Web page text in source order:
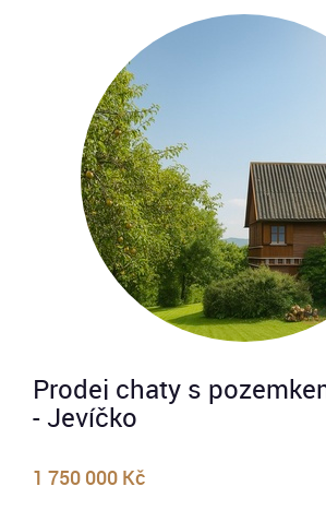
Prodej chaty s
- Jevíčko
1 750 000 Kč